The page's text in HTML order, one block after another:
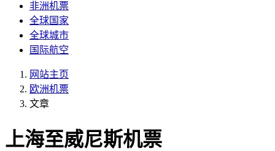
非洲机票
全球国家
全球城市
国际航空
网站主页
欧洲机票
文章
上海至威尼斯机票